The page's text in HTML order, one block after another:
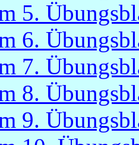
5.
6.
7.
8.
9.